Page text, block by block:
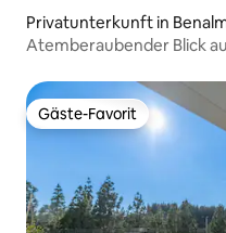
Privatunterkunft in
Atemberaubender Blick
Gäste-Favorit
Gäste-Favorit